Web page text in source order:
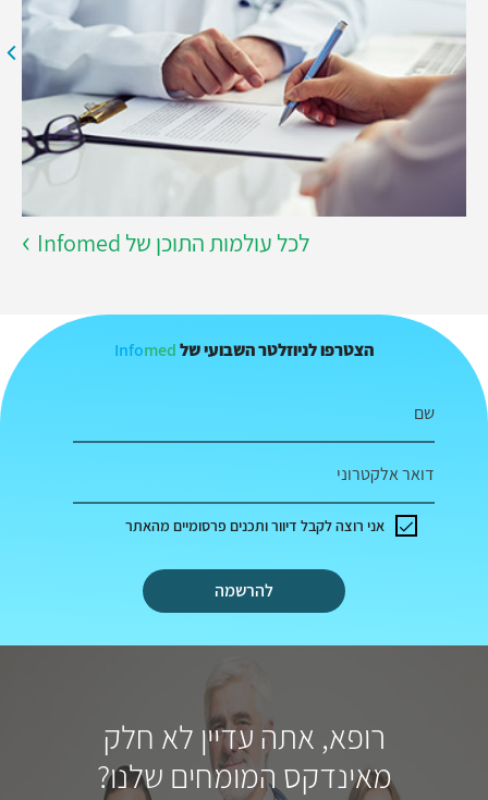
לכל עולמות התוכן של Infomed
הצטרפו לניוזלטר השבועי של Infomed
שם
דואר אלקטרוני
להרשמה
אני רוצה לקבל דיוור ותכנים פרסומיים מהאתר
רופא, אתה עדיין לא חלק
מאינדקס המומחים שלנו?